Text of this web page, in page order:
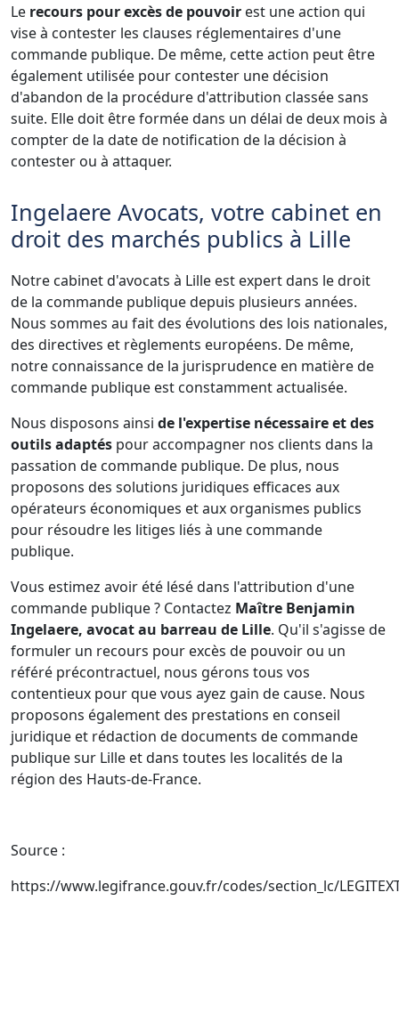
Le recours pour excès de pouvoir est une action qui
vise à contester les clauses réglementaires d'une
commande publique. De même, cette action peut être
également utilisée pour contester une décision
d'abandon de la procédure d'attribution classée sans
suite. Elle doit être formée dans un délai de deux mois à
compter de la date de notification de la décision à
contester ou à attaquer.
Ingelaere Avocats, votre cabinet en
droit des marchés publics à Lille
Notre cabinet d'avocats à Lille est expert dans le droit
de la commande publique depuis plusieurs années.
Nous sommes au fait des évolutions des lois nationales,
des directives et règlements européens. De même,
notre connaissance de la jurisprudence en matière de
commande publique est constamment actualisée.
Nous disposons ainsi de l'expertise nécessaire et des
outils adaptés pour accompagner nos clients dans la
passation de commande publique. De plus, nous
proposons des solutions juridiques efficaces aux
opérateurs économiques et aux organismes publics
pour résoudre les litiges liés à une commande
publique.
Vous estimez avoir été lésé dans l'attribution d'une
commande publique ? Contactez Maître Benjamin
Ingelaere, avocat au barreau de Lille. Qu'il s'agisse de
formuler un recours pour excès de pouvoir ou un
référé précontractuel, nous gérons tous vos
contentieux pour que vous ayez gain de cause. Nous
proposons également des prestations en conseil
juridique et rédaction de documents de commande
publique sur Lille et dans toutes les localités de la
région des Hauts-de-France.
Source :
https://www.legifrance.gouv.fr/codes/section_lc/